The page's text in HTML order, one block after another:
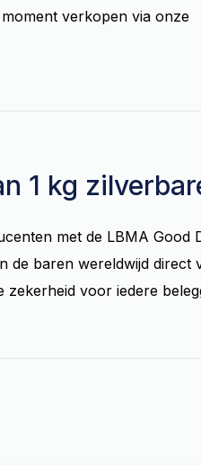
verkopen via onze
1 kg
met de LBMA Good
de baren wereldwijd direct
zekerheid voor iedere